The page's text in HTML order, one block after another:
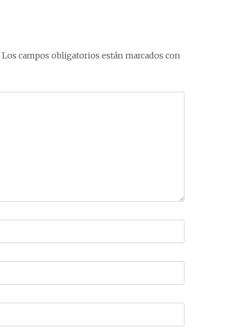
Los campos obligatorios están marcados con